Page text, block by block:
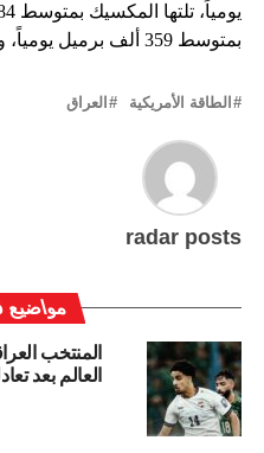
بمتوسط 359 ألف برميل يومياً، والبرازيل 280 ألف برميل يومياً”.
الطاقة الأمريكية العراق
radar posts
مواضيع
المنتخب
العالم بعد